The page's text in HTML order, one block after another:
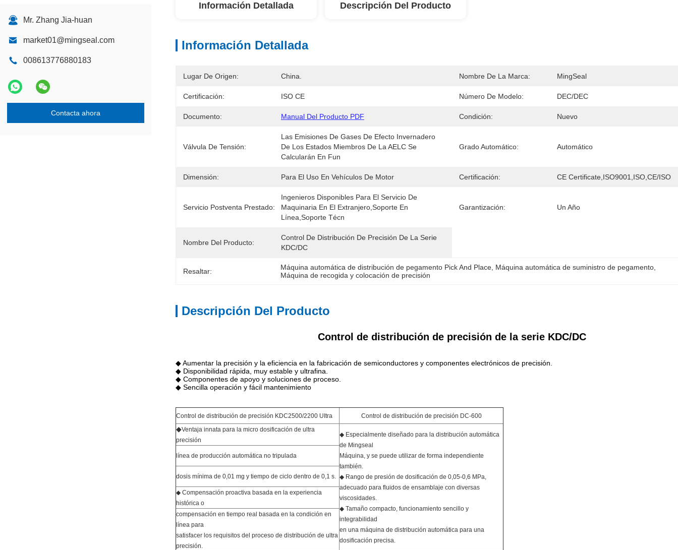
Mr. Zhang Jia-huan
market01@mingseal.com
008613776880183
Contacta ahora
Información Detallada Descripción Del Producto
Información Detallada
Lugar De Origen: China. Nombre De La Marca: MingSeal
Certificación: ISO CE Número De Modelo: DEC/DEC
Documento: Manual Del Producto PDF Condición: Nuevo
Válvula De Tensión:
Las Emisiones De Gases De Efecto Invernadero
De Los Estados Miembros De La AELC Se
Calcularán En Fun
Grado Automático: Automático
Dimensión: Para El Uso En Vehículos De Motor Certificación: CE Certificate,ISO9001,ISO,CE/ISO
Servicio Postventa Prestado:
Ingenieros Disponibles Para El Servicio De
Maquinaria En El Extranjero,Soporte En
Línea,Soporte Técn
Garantización: Un Año
Nombre Del Producto:
Control De Distribución De Precisión De La Serie
KDC/DC
Resaltar: Máquina automática de distribución de pegamento Pick And Place Máquina automática de suministro de pegamento
Máquina de recogida y colocación de precisión
Descripción Del Producto
Control de distribución de precisión de la serie KDC/DC
◆ Aumentar la precisión y la eficiencia en la fabricación de semiconductores y componentes electrónicos de precisión.
◆ Disponibilidad rápida, muy estable y ultrafina.
◆ Componentes de apoyo y soluciones de proceso.
◆ Sencilla operación y fácil mantenimiento
Control de distribución de precisión KDC2500/2200 UItra Control de distribución de precisión DC-600
◆Ventaja innata para la micro dosificación de ultra
precisión
◆ Especialmente diseñado para la distribución automática
de Mingseal
Máquina, y se puede utilizar de forma independiente
también.
◆ Rango de presión de dosificación de 0,05-0,6 MPa,
adecuado para fluidos de ensamblaje con diversas
viscosidades.
◆ Tamaño compacto, funcionamiento sencillo y
integrabilidad
en una máquina de distribución automática para una
dosificación precisa.
línea de producción automática no tripulada
dosis mínima de 0,01 mg y tiempo de ciclo dentro de 0,1 s.
◆ Compensación proactiva basada en la experiencia
histórica o
compensación en tiempo real basada en la condición en
línea para
satisfacer los requisitos del proceso de distribución de ultra
precisión.